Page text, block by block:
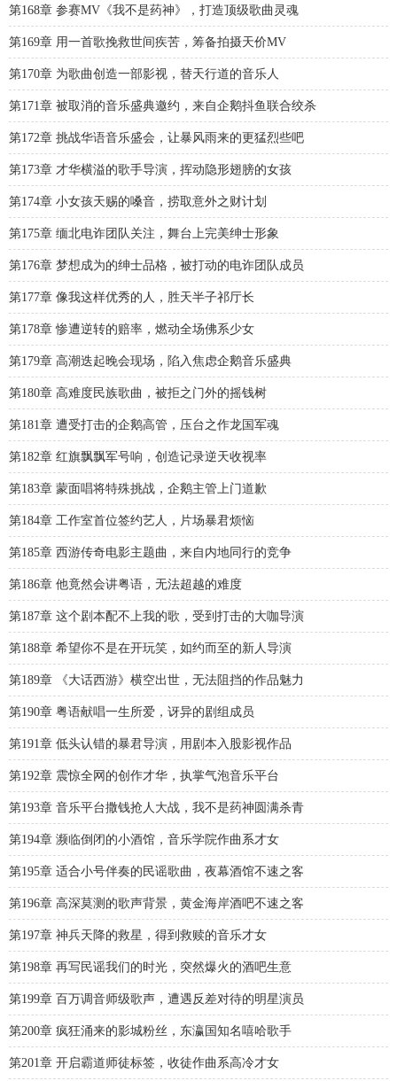
第168章 参赛MV《我不是药神》，打造顶级歌曲灵魂
第169章 用一首歌挽救世间疾苦，筹备拍摄天价MV
第170章 为歌曲创造一部影视，替天行道的音乐人
第171章 被取消的音乐盛典邀约，来自企鹅抖鱼联合绞杀
第172章 挑战华语音乐盛会，让暴风雨来的更猛烈些吧
第173章 才华横溢的歌手导演，挥动隐形翅膀的女孩
第174章 小女孩天赐的嗓音，捞取意外之财计划
第175章 缅北电诈团队关注，舞台上完美绅士形象
第176章 梦想成为的绅士品格，被打动的电诈团队成员
第177章 像我这样优秀的人，胜天半子祁厅长
第178章 惨遭逆转的赔率，燃动全场佛系少女
第179章 高潮迭起晚会现场，陷入焦虑企鹅音乐盛典
第180章 高难度民族歌曲，被拒之门外的摇钱树
第181章 遭受打击的企鹅高管，压台之作龙国军魂
第182章 红旗飘飘军号响，创造记录逆天收视率
第183章 蒙面唱将特殊挑战，企鹅主管上门道歉
第184章 工作室首位签约艺人，片场暴君烦恼
第185章 西游传奇电影主题曲，来自内地同行的竞争
第186章 他竟然会讲粤语，无法超越的难度
第187章 这个剧本配不上我的歌，受到打击的大咖导演
第188章 希望你不是在开玩笑，如约而至的新人导演
第189章 《大话西游》横空出世，无法阻挡的作品魅力
第190章 粤语献唱一生所爱，讶异的剧组成员
第191章 低头认错的暴君导演，用剧本入股影视作品
第192章 震惊全网的创作才华，执掌气泡音乐平台
第193章 音乐平台撒钱抢人大战，我不是药神圆满杀青
第194章 濒临倒闭的小酒馆，音乐学院作曲系才女
第195章 适合小号伴奏的民谣歌曲，夜幕酒馆不速之客
第196章 高深莫测的歌声背景，黄金海岸酒吧不速之客
第197章 神兵天降的救星，得到救赎的音乐才女
第198章 再写民谣我们的时光，突然爆火的酒吧生意
第199章 百万调音师级歌声，遭遇反差对待的明星演员
第200章 疯狂涌来的影城粉丝，东瀛国知名嘻哈歌手
第201章 开启霸道师徒标签，收徒作曲系高冷才女